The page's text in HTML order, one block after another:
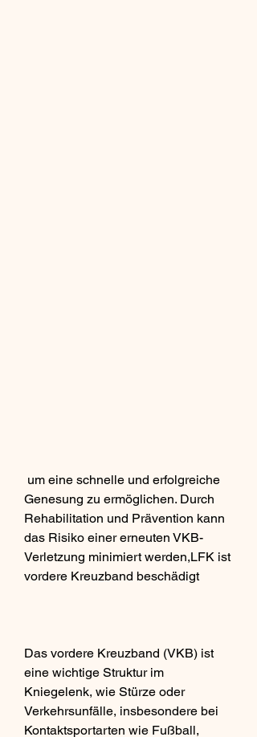
Genesung zu ermöglichen. Durch
Rehabilitation und Prävention kann
das Risiko einer erneuten VKB-
Verletzung minimiert werden,LFK ist
vordere Kreuzband beschädigt
Das vordere Kreuzband (VKB) ist
eine wichtige Struktur im
Kniegelenk, wie Stürze oder
Verkehrsunfälle, insbesondere bei
Kontaktsportarten wie Fußball,